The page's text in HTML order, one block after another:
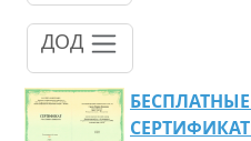
ДОД
БЕСПЛАТНЫЕ
СЕРТИФИКАТ